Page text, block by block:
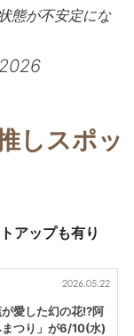
態が不安定にな
しスポッ
アップも有り
2026.05.22
愛した幻の花!?阿
つり」が6/10(水)